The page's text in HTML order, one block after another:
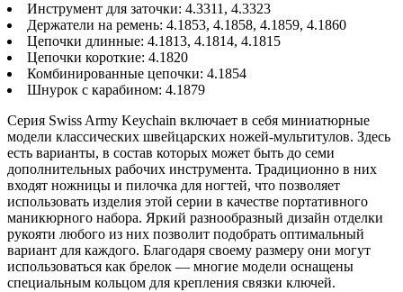
Инструмент для заточки: 4.3311, 4.3323
Держатели на ремень: 4.1853, 4.1858, 4.1859, 4.1860
Цепочки длинные: 4.1813, 4.1814, 4.1815
Цепочки короткие: 4.1820
Комбинированные цепочки: 4.1854
Шнурок с карабином: 4.1879
Серия Swiss Army Keychain включает в себя миниатюрные
модели классических швейцарских ножей-мультитулов. Здесь
есть варианты, в состав которых может быть до семи
дополнительных рабочих инструмента. Традиционно в них
входят ножницы и пилочка для ногтей, что позволяет
использовать изделия этой серии в качестве портативного
маникюрного набора. Яркий разнообразный дизайн отделки
рукояти любого из них позволит подобрать оптимальный
вариант для каждого. Благодаря своему размеру они могут
использоваться как брелок — многие модели оснащены
специальным кольцом для крепления связки ключей.